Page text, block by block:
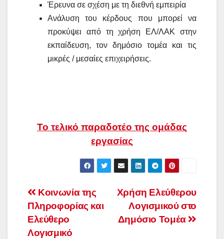
Έρευνα σε σχέση με τη διεθνή εμπειρία
Ανάλυση του κέρδους που μπορεί να
προκύψει από τη χρήση ΕΛ/ΛΑΚ στην
εκπαίδευση, τον δημόσιο τομέα και τις
μικρές / μεσαίες επιχειρήσεις.
Το τελικό παραδοτέο της ομάδας
εργασίας
Πλοήγηση
άρθρων
Χρήση Ελεύθερου
Λογισμικού στο
Δημόσιο Τομέα
Κοινωνία της
Πληροφορίας και
Ελεύθερο
Λογισμικό